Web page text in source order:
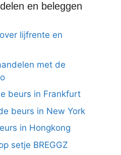
en beleggen
lijfrente en
met de
beurs in Frankfurt
beurs in New York
in Hongkong
setje BREGGZ